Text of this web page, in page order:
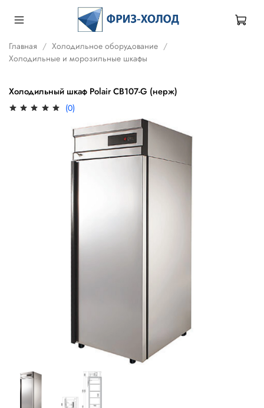
Главная
Холодильное оборудование
Холодильные и морозильные шкафы
Холодильный шкаф Polair СB107-G (нерж)
(0)